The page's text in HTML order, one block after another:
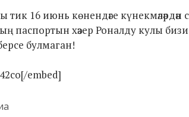
16 июнь көнендәге күнекмәләрдән
паспортын хәзер Роналду кулы
булмаган!
embed]